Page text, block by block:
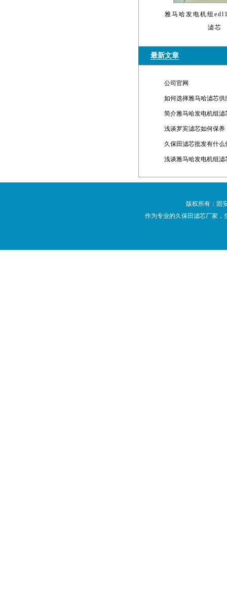
雅马哈发电机组
滤芯
最新文章
公司官网
如何选择雅马哈滤芯供
简介雅马哈发电机组滤
浅谈罗宾滤芯如何保养
久保田滤芯批发有什么
浅谈雅马哈发电机组滤
版权所有： 固
作为专业的久保田滤芯厂家，